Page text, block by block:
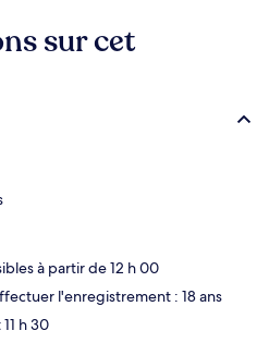
sur cet
à partir de 12 h 00
l'enregistrement : 18 ans
h 30